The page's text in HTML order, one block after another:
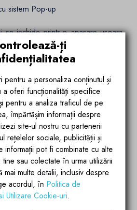
sistem Pop-up
se inchide printr-o apasare usoara,
up, care asigura o utilizare intuitiva
vizibile sau complicate.
universala
silicon de inalta calitate, sifonul
o inchidere ermetica. Este
lavoare cu preaplin sau fara
totala in configurarea baii tale.
sanitara rezistenta
sifonul Zaro rezista excelent la
fluctuatii de temperatura. Este
indelungata, pastrandu-si aspectul
in timp.
ți
pentru a personaliza conținutul și
a oferi funcționalități specifice
pentru a analiza traficul de pe
împărtășim informații despre
site-ul nostru cu partenerii
rețelelor sociale, publicității și
informații pot fi combinate cu alte
sau colectate în urma utilizării
mai multe detalii, inclusiv despre
acordul, în Politica de
Utilizare Cookie-uri.